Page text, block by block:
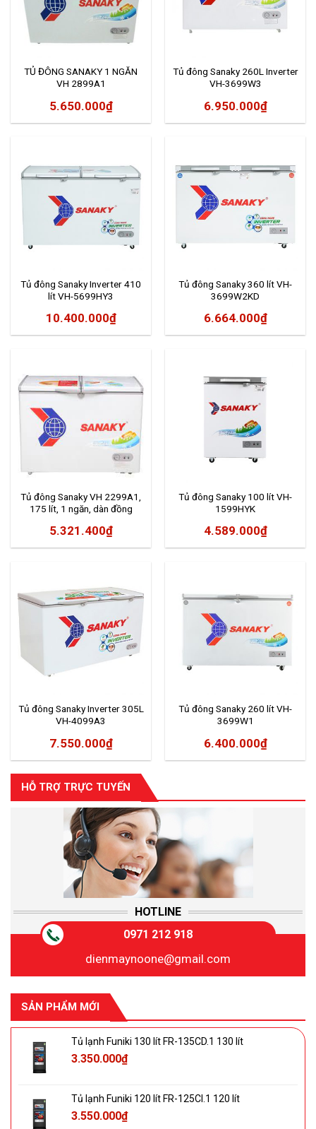
HỖ TRỢ TRỰC TUYẾN
HOTLINE
0971 212 918
dienmaynoone@gmail.com
SẢN PHẨM MỚI
Tủ lạnh Funiki 130 lít FR-135CD.1 130 lít
3.350.000₫
Tủ lạnh Funiki 120 lít FR-125CI.1 120 lít
3.550.000₫
TỦ ĐÔNG SANAKY 1 NGĂN
VH 2899A1
5.650.000₫
Tủ đông Sanaky 260L Inverter
VH-3699W3
6.950.000₫
Tủ đông Sanaky Inverter 410
lít VH-5699HY3
10.400.000₫
Tủ đông Sanaky 360 lít VH-
3699W2KD
6.664.000₫
Tủ đông Sanaky VH 2299A1,
175 lít, 1 ngăn, dàn đồng
5.321.400₫
Tủ đông Sanaky 100 lít VH-
1599HYK
4.589.000₫
Tủ đông Sanaky Inverter 305L
VH-4099A3
7.550.000₫
Tủ đông Sanaky 260 lít VH-
3699W1
6.400.000₫